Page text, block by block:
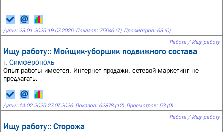
Даты: 23.01.2025-19.07.2026 Показов: 75646 (7) Просмотров: 63 (0)
Работа / Ищу работу
Ищу работу:: Мойщик-уборщик подвижного состава
г. Симферополь
Опыт работы имеется. Интернет-продажи, сетевой маркетинг не
предлагать.
Даты: 14.02.2025-27.07.2026 Показов: 62878 (12) Просмотров: 53 (0)
Работа / Ищу работу
Ищу работу:: Сторожа